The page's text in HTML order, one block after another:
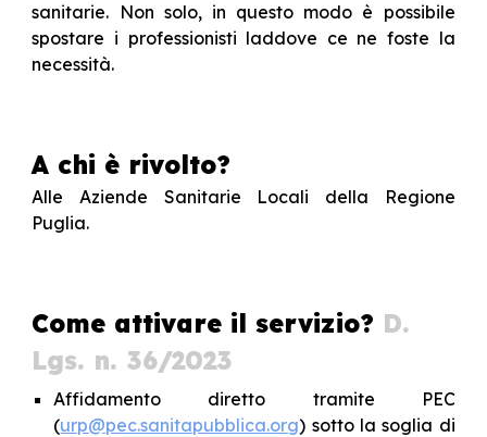
sanitarie. Non solo, in questo modo è possibile
spostare i professionisti laddove ce ne foste la
necessità.
A chi è rivolto?
Alle Aziende Sanitarie Locali della Regione
Puglia.
Come attivare il servizio? D.
Lgs. n. 36/2023
Affidamento diretto tramite PEC
(urp@pec.sanitapubblica.org) sotto la soglia di